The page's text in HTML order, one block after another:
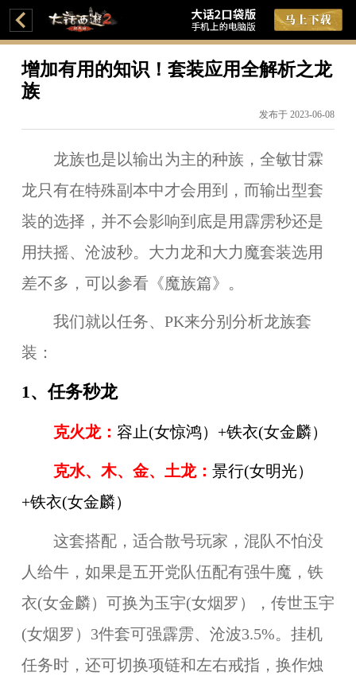
增加有用的知识！套装应用全解析之龙
族
发布于 2023-06-08
龙族也是以输出为主的种族，全敏甘霖
龙只有在特殊副本中才会用到，而输出型套
装的选择，并不会影响到底是用霹雳秒还是
用扶摇、沧波秒。大力龙和大力魔套装选用
差不多，可以参看《魔族篇》。
我们就以任务、PK来分别分析龙族套
装：
1、任务秒龙
克火龙： 容止(女惊鸿）+铁衣(女金麟）
克水、木、金、土龙： 景行(女明光）
+铁衣(女金麟）
这套搭配，适合散号玩家，混队不怕没
人给牛，如果是五开党队伍配有强牛魔，铁
衣(女金麟）可换为玉宇(女烟罗），传世玉宇
(女烟罗）3件套可强霹雳、沧波3.5%。挂机
任务时，还可切换项链和左右戒指，换作烛